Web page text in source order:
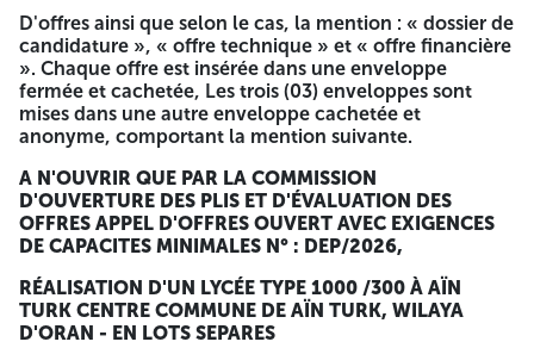
Lot N°01:
Capacité professionnelle: Avoir un certificat de
qualification et classification professionnelle catégorie
quatre (IV) ou plus en bâtiment comme activité principale
en cours de validité à la date d'ouverture des plis.
2)Capacités Techniques : Référence professionnelles :
Ayant déjà réalisé, au moins un projet en bâtiment d'un
montant égal ou supérieur à 150.000.000,00 DA justifier
par une attestation de bonne exécution délivrée par les
maîtres d'ouvrages publics.
3)Capacités Financière: Avoir un cumulé des chiffres
d'affaires des 03 dernières années dépassant ou égalant
D'offres ainsi que selon le cas, la mention : « dossier de
candidature », « offre technique » et « offre financière
». Chaque offre est insérée dans une enveloppe
fermée et cachetée, Les trois (03) enveloppes sont
mises dans une autre enveloppe cachetée et
anonyme, comportant la mention suivante.
A N'OUVRIR QUE PAR LA COMMISSION
D'OUVERTURE DES PLIS ET D'ÉVALUATION DES
OFFRES APPEL D'OFFRES OUVERT AVEC EXIGENCES
DE CAPACITES MINIMALES N° : DEP/2026,
RÉALISATION D'UN LYCÉE TYPE 1000 /300 À AÏN
TURK CENTRE COMMUNE DE AÏN TURK, WILAYA
D'ORAN - EN LOTS SEPARES